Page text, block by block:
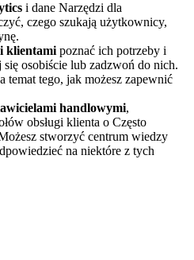
i dane Narzędzi dla
czego szukają użytkownicy,
klientamipoznać ich potrzeby i
się osobiście lub zadzwoń do nich.
temat tego, jak możesz zapewnić
handlowymi,
obsługi klienta o Często
stworzyć centrum wiedzy
na niektóre z tych